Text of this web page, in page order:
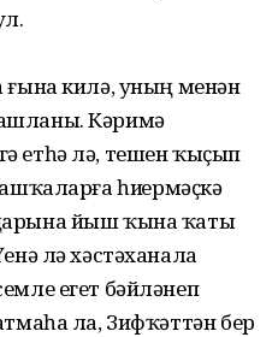
ғына килә, уның менән
Кәримә
етһә лә, тешен ҡыҫып
һиҙҙермәҫкә
йыш ҡына ҡаты
лә хәстәханала
егет бәйләнеп
ла, Зифҡәттән бер